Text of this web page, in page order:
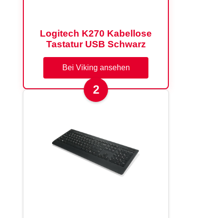
Logitech K270 Kabellose
Tastatur USB Schwarz
Bei Viking ansehen
2